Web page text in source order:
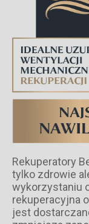
Rekuperatory
tylko zdrowie
wykorzystaniu
rekuperacyjna
jest